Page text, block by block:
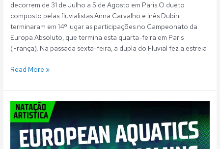
decorrem de 31 de Julho a 5 de Agosto em Paris O dueto
composto pelas fluvialistas Anna Carvalho e Inês Dubini
terminaram em 14º lugar as participações no Campeonato da
Europa Absoluto, que termina esta quarta-feira em Paris
(França). Na passada sexta-feira, a dupla do Fluvial fez a estreia
Read More »
Natação
Artística:
Seis
fluvialistas